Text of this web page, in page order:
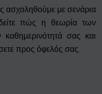
ασχοληθούμε με σενάρια
πώς η θεωρία των
σας και
προς όφελός σας.